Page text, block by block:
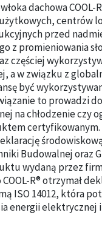
dachowa COOL-
centrów
przed
z promieniowania
częściej
a w związku z
być
to prowadzi
na chłodzenie czy
certyfikowanym.
Budowalnej oraz
wydaną przez
R® otrzymał
ISO 14012, która
energii elektrycznej i